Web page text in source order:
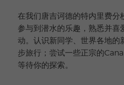
在我们唐吉诃德的特内里费分
参与到潜水的乐趣，熟悉并喜
动。认识新同学、世界各地的
步旅行；尝试一些正宗的
等待你的探索。